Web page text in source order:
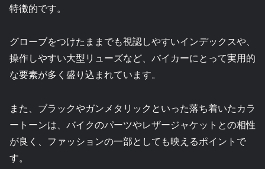
特徴的です。
グローブをつけたままでも視認しやすいインデックスや、
操作しやすい大型リューズなど、バイカーにとって実用的
な要素が多く盛り込まれています。
また、ブラックやガンメタリックといった落ち着いたカラ
ートーンは、バイクのパーツやレザージャケットとの相性
が良く、ファッションの一部としても映えるポイントで
す。